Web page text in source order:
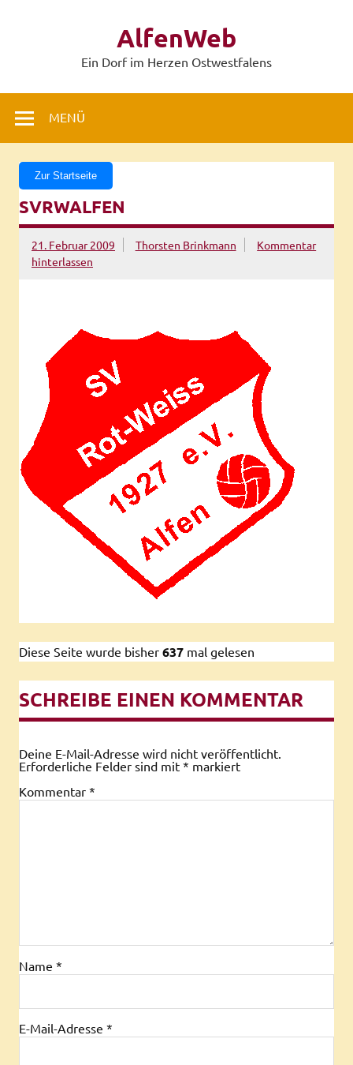
AlfenWeb
Ein Dorf im Herzen Ostwestfalens
MENÜ
Zur Startseite
SVRWALFEN
21. Februar 2009 Thorsten Brinkmann
Kommentar
hinterlassen
Diese Seite wurde bisher 637 mal gelesen
SCHREIBE EINEN KOMMENTAR
Deine E-Mail-Adresse wird nicht veröffentlicht.
Erforderliche Felder sind mit * markiert
Kommentar *
Name *
E-Mail-Adresse *